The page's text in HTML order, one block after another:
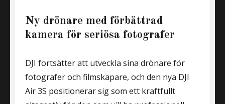
Ny drönare med förbättrad
kamera för seriösa fotografer
DJI fortsätter att utveckla sina drönare för
fotografer och filmskapare, och den nya DJI
Air 3S positionerar sig som ett kraftfullt